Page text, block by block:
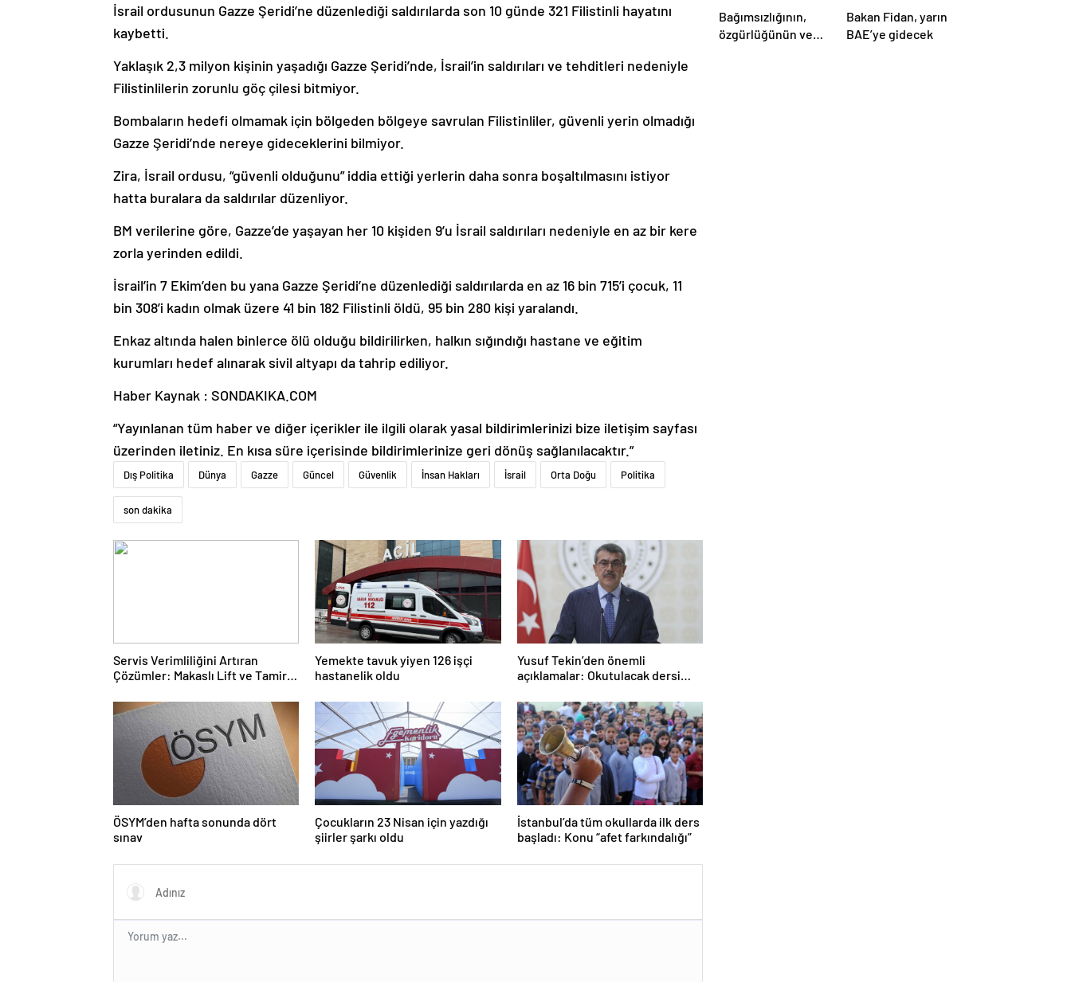
İsrail ordusunun Gazze Şeridi’ne düzenlediği saldırılarda son 10 günde 321 Filistinli hayatını
kaybetti.
Yaklaşık 2,3 milyon kişinin yaşadığı Gazze Şeridi’nde, İsrail’in saldırıları ve tehditleri nedeniyle
Filistinlilerin zorunlu göç çilesi bitmiyor.
Bombaların hedefi olmamak için bölgeden bölgeye savrulan Filistinliler, güvenli yerin olmadığı
Gazze Şeridi’nde nereye gideceklerini bilmiyor.
Zira, İsrail ordusu, “güvenli olduğunu” iddia ettiği yerlerin daha sonra boşaltılmasını istiyor
hatta buralara da saldırılar düzenliyor.
BM verilerine göre, Gazze’de yaşayan her 10 kişiden 9’u İsrail saldırıları nedeniyle en az bir kere
zorla yerinden edildi.
İsrail’in 7 Ekim’den bu yana Gazze Şeridi’ne düzenlediği saldırılarda en az 16 bin 715’i çocuk, 11
bin 308’i kadın olmak üzere 41 bin 182 Filistinli öldü, 95 bin 280 kişi yaralandı.
Enkaz altında halen binlerce ölü olduğu bildirilirken, halkın sığındığı hastane ve eğitim
kurumları hedef alınarak sivil altyapı da tahrip ediliyor.
Haber Kaynak : SONDAKIKA.COM
“Yayınlanan tüm haber ve diğer içerikler ile ilgili olarak yasal bildirimlerinizi bize iletişim sayfası
üzerinden iletiniz. En kısa süre içerisinde bildirimlerinize geri dönüş sağlanılacaktır.”
Dış Politika Dünya Gazze Güncel Güvenlik İnsan Hakları İsrail Orta Doğu Politika
son dakika
Servis Verimliliğini Artıran
Çözümler: Makaslı Lift ve Tamirci
Yemekte tavuk yiyen 126 işçi
hastanelik oldu
Yusuf Tekin’den önemli
açıklamalar: Okutulacak dersi
değişikliği masada
ÖSYM’den hafta sonunda dört
sınav
Çocukların 23 Nisan için yazdığı
şiirler şarkı oldu
İstanbul’da tüm okullarda ilk ders
başladı: Konu “afet farkındalığı”
Bağımsızlığının,
özgürlüğünün ve
Bakan Fidan, yarın
BAE’ye gidecek